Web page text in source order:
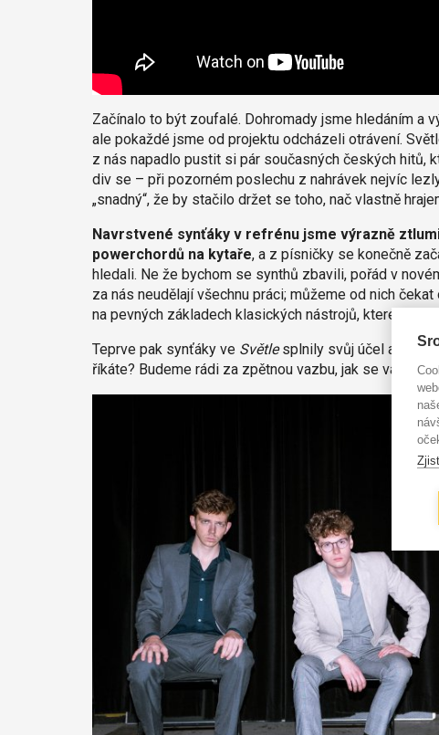
Začínalo to být zoufalé. Dohromady jsme hledáním a
ale pokaždé jsme od projektu odcházeli otrávení.
z nás napadlo pustit si pár současných českých hitů,
div se – při pozorném poslechu z nahrávek nejvíc
„snadný“, že by stačilo držet se toho, nač vlastně
Navrstvené synťáky v refrénu jsme výrazně
powerchordů na kytaře, a z písničky se konečně
hledali. Ne že bychom se synthů zbavili, pořád v
za nás neudělají všechnu práci; můžeme od nich
na pevných základech klasických nástrojů, které
Teprve pak synťáky ve Světlesplnily svůj účel a nám
říkáte? Budeme rádi za zpětnou vazbu, jak se vám